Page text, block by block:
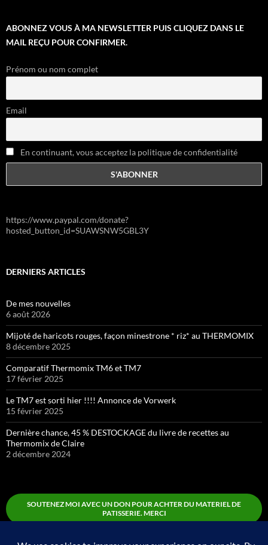
ABONNEZ VOUS À MA NEWSLETTER PUIS CLIQUEZ DANS LE
MAIL REÇU POUR CONFIRMER.
Prénom ou nom complet
Email
En continuant, vous acceptez la politique de confidentialité
https://www.paypal.com/donate?
hosted_button_id=SUAWSNW5GBL3Y
DERNIERS ARTICLES
De mes nouvelles
6 août 2026
Mijoté de haricots rouges, façon minestrone * riz* au THERMOMIX
8 décembre 2025
Comparatif Thermomix TM6 et TM7
17 février 2025
Le TM7 est sorti hier !!!! Annonce de Vorwerk
15 février 2025
Dernière chance, 45 % DESTOCKAGE du livre de recettes au
Thermomix de Claire
2 décembre 2024
SOUTENEZ MOI AVEC UN DON POUR ACHTER DU MATERIEL DE
PATISSERIE. MERCI